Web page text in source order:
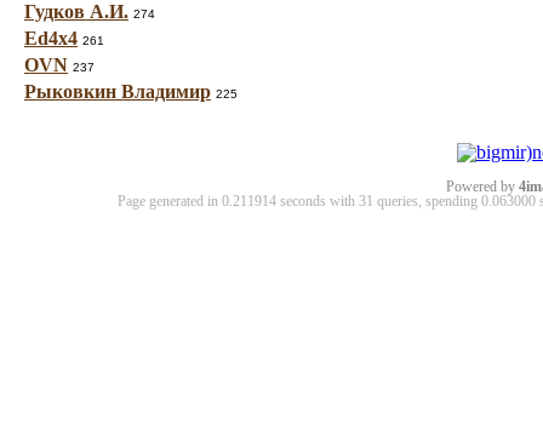
Гудков А.И. 274
Ed4x4 261
OVN 237
Рыковкин Владимир 225
Powered by
Page generated in 0.211914 seconds with 31 queries, spending